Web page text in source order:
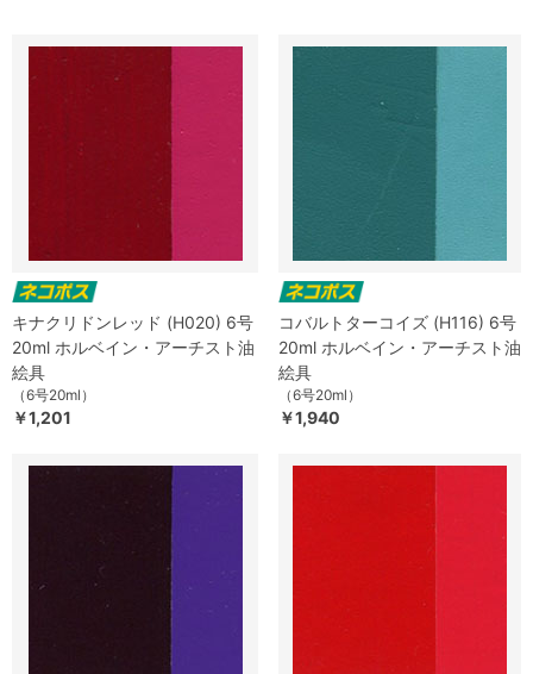
キナクリドンレッド (H020) 6号
20ml ホルベイン・アーチスト油
絵具
（6号20ml）
￥1,201
コバルトターコイズ (H116) 6号
20ml ホルベイン・アーチスト油
絵具
（6号20ml）
￥1,940